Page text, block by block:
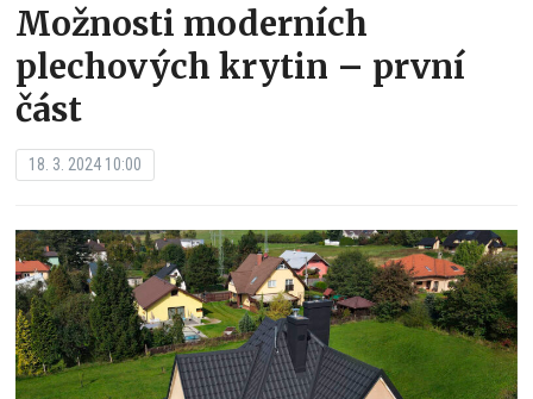
Možnosti moderních
plechových krytin – první
část
18. 3. 2024 10:00